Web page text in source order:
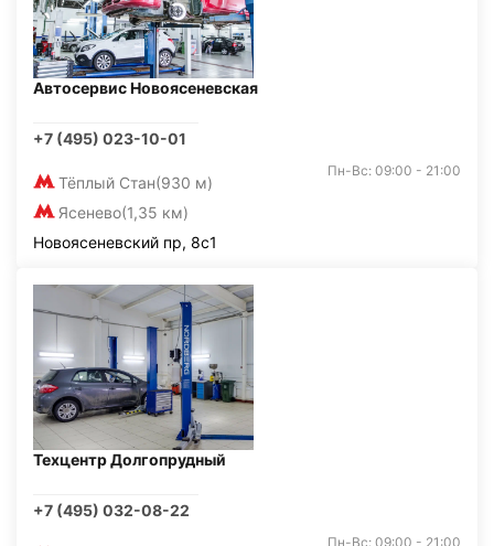
Автосервис Новоясеневская
+7 (495) 023-10-01
Тёплый Стан(930 м)
Ясенево(1,35 км)
Пн-Вс: 09:00 - 21:00
Новоясеневский пр, 8с1
Техцентр Долгопрудный
+7 (495) 032-08-22
Пн-Вс: 09:00 - 21:00